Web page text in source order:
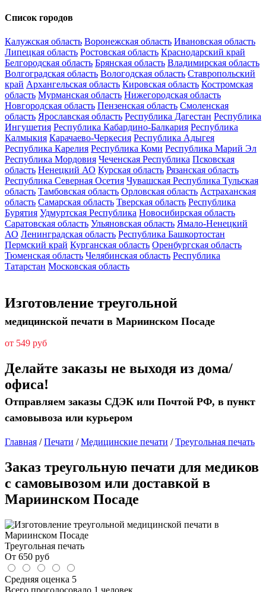
Список городов
Калужская область Воронежская область Ивановская область
Липецкая область Ростовская область Краснодарский край
Белгородская область Брянская область Владимирская область
Волгоградская область Вологодская область Ставропольский
край Архангельская область Кировская область Костромская
область Мурманская область Нижегородская область
Новгородская область Пензенская область Смоленская
область Ярославская область Республика Дагестан Республика
Ингушетия Республика Кабардино-Балкария Республика
Калмыкия Карачаево-Черкесия Республика Адыгея
Республика Карелия Республика Коми Республика Марий Эл
Республика Мордовия Чеченская Республика Псковская
область Ненецкий АО Курская область Рязанская область
Республика Северная Осетия Чувашская Республика Тульская
область Тамбовская область Орловская область Астраханская
область Самарская область Тверская область Республика
Бурятия Удмуртская Республика Новосибирская область
Саратовская область Ульяновская область Ямало-Ненецкий
АО Ленинградская область Республика Башкортостан
Пермский край Курганская область Оренбургская область
Тюменская область Челябинская область Республика
Татарстан Московская область
Изготовление треугольной
медицинской печати в Мариинском Посаде
от 549 руб
Делайте заказы не выходя из дома/
офиса!
Отправляем заказы СДЭК или Почтой РФ, в пункт
самовывоза или курьером
Главная /Печати /Медицинские печати /Треугольная печать
Заказ треугольную печати для медиков
с самовывозом или доставкой в
Мариинском Посаде
Треугольная печать
От 650 руб
Средняя оценка 5
Всего проголосовало 1 человек